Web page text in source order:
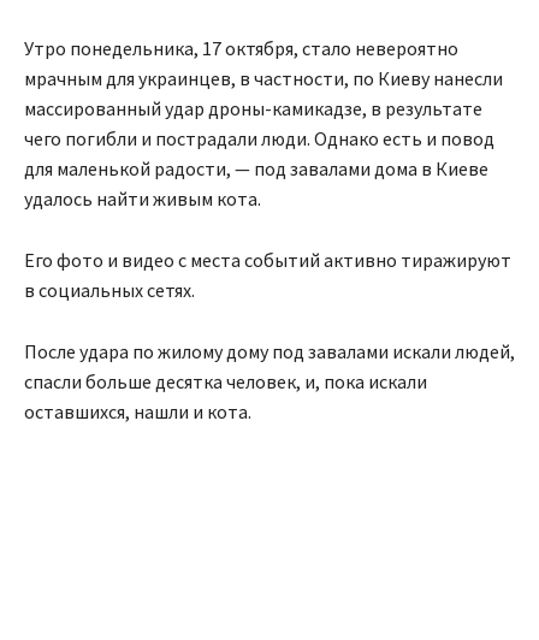
Утро понедельника, 17 октября, стало невероятно
мрачным для украинцев, в частности, по Киеву нанесли
массированный удар дроны-камикадзе, в результате
чего погибли и пострадали люди. Однако есть и повод
для маленькой радости, — под завалами дома в Киеве
удалось найти живым кота.
Его фото и видео с места событий активно тиражируют
в социальных сетях.
После удара по жилому дому под завалами искали людей,
спасли больше десятка человек, и, пока искали
оставшихся, нашли и кота.